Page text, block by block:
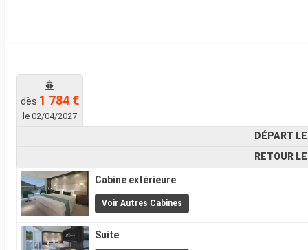
dès 1 784 €
le 02/04/2027
DÉPART LE
RETOUR LE
Cabine extérieure
Voir Autres Cabines
Suite